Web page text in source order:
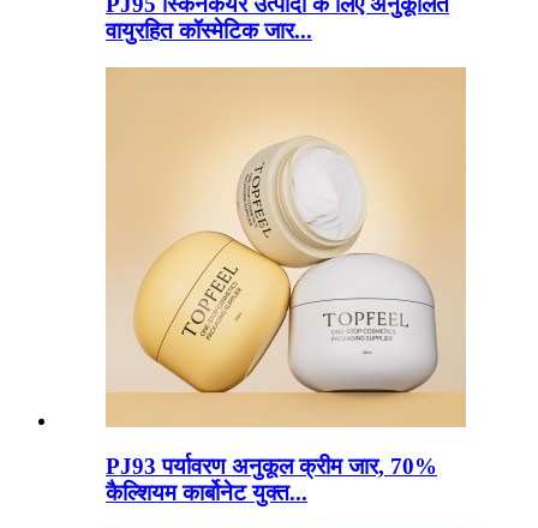
वायुरहित कॉस्मेटिक जार...
PJ93 पर्यावरण अनुकूल क्रीम जार, 70%
कैल्शियम कार्बोनेट युक्त...